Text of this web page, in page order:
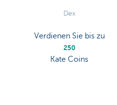
Dex
Verdienen Sie bis zu
250
Kate Coins